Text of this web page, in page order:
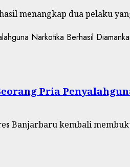
menangkap dua pelaku
Pria
Banjarbaru kembali